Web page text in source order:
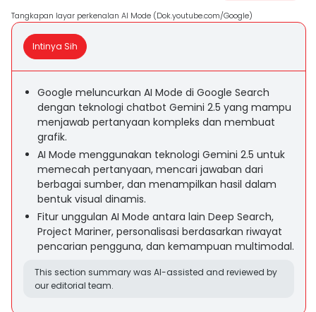
Tangkapan layar perkenalan AI Mode (Dok.youtube.com/Google)
Intinya Sih
Google meluncurkan AI Mode di Google Search
dengan teknologi chatbot Gemini 2.5 yang mampu
menjawab pertanyaan kompleks dan membuat
grafik.
AI Mode menggunakan teknologi Gemini 2.5 untuk
memecah pertanyaan, mencari jawaban dari
berbagai sumber, dan menampilkan hasil dalam
bentuk visual dinamis.
Fitur unggulan AI Mode antara lain Deep Search,
Project Mariner, personalisasi berdasarkan riwayat
pencarian pengguna, dan kemampuan multimodal.
This section summary was AI-assisted and reviewed by
our editorial team.